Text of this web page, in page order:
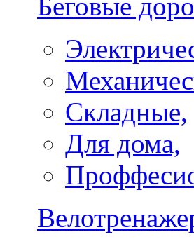
Складные,
Для дома,